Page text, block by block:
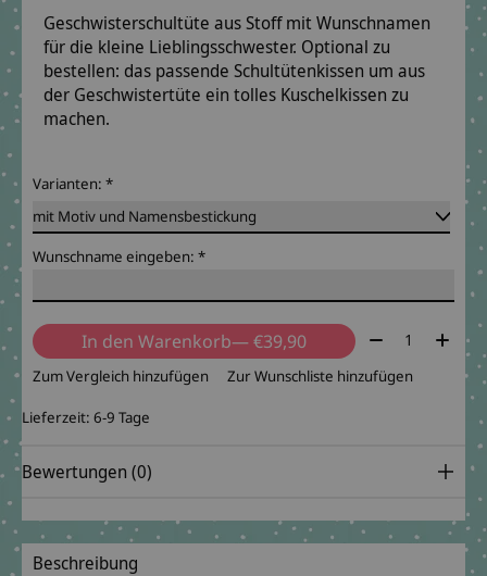
Geschwisterschultüte aus Stoff mit Wunschnamen
für die kleine Lieblingsschwester. Optional zu
bestellen: das passende Schultütenkissen um aus
der Geschwistertüte ein tolles Kuschelkissen zu
machen.
Varianten: *
Wunschname eingeben: *
In den Warenkorb — €39,90 Menge:
Zum Vergleich hinzufügen Zur Wunschliste hinzufügen
Lieferzeit: 6-9 Tage
Bewertungen (0)
Beschreibung